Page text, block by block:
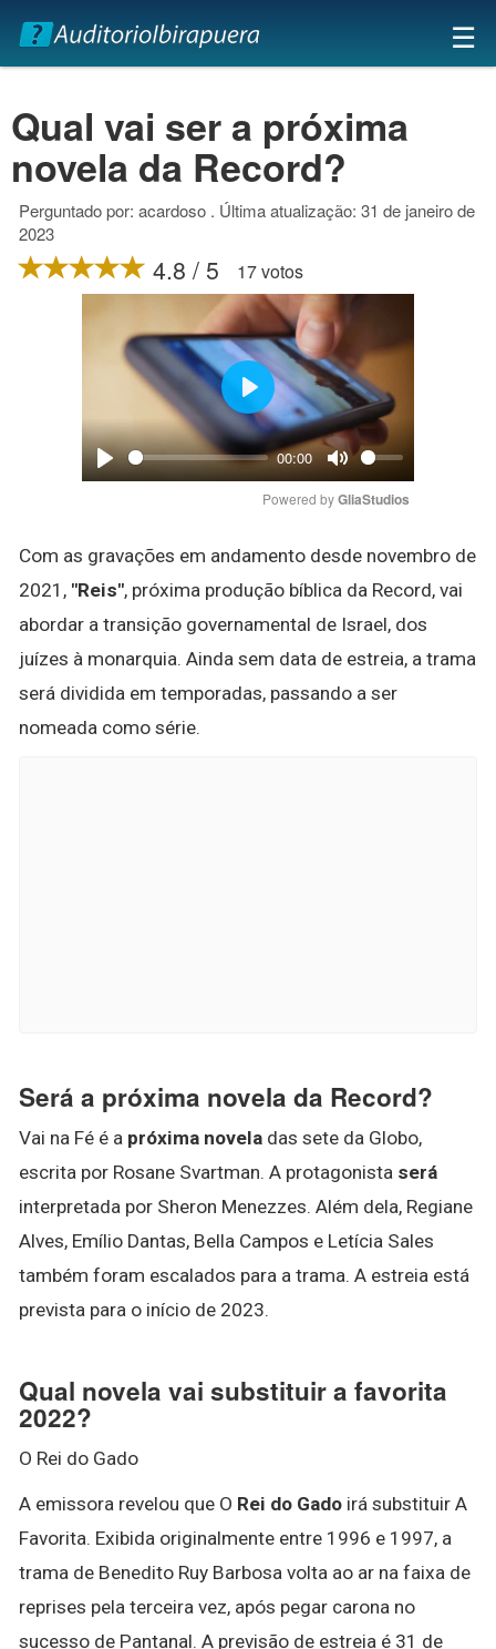
×
☰
Qual vai ser a próxima
novela da Record?
Perguntado por: acardoso . Última atualização: 31 de janeiro de
2023
4.8 / 5 17 votos
Play
00:00
Mute
Play
Powered by GliaStudios
Com as gravações em andamento desde novembro de
2021, "Reis", próxima produção bíblica da Record, vai
abordar a transição governamental de Israel, dos
juízes à monarquia. Ainda sem data de estreia, a trama
será dividida em temporadas, passando a ser
nomeada como série.
Será a próxima novela da Record?
Vai na Fé é a próxima novela das sete da Globo,
escrita por Rosane Svartman. A protagonista será
interpretada por Sheron Menezzes. Além dela, Regiane
Alves, Emílio Dantas, Bella Campos e Letícia Sales
também foram escalados para a trama. A estreia está
prevista para o início de 2023.
Qual novela vai substituir a favorita
2022?
O Rei do Gado
A emissora revelou que O Rei do Gado irá substituir A
Favorita. Exibida originalmente entre 1996 e 1997, a
trama de Benedito Ruy Barbosa volta ao ar na faixa de
reprises pela terceira vez, após pegar carona no
sucesso de Pantanal. A previsão de estreia é 31 de